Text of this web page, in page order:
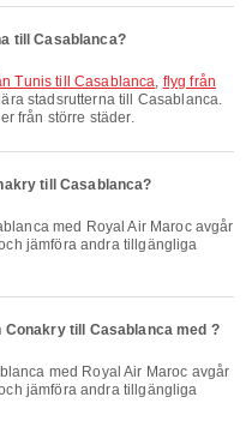
till Casablanca?
Tunis till Casablanca, flyg från
stadsrutterna till Casablanca.
från större städer.
till Casablanca?
jämföra andra tillgängliga
till Casablanca med ?
jämföra andra tillgängliga